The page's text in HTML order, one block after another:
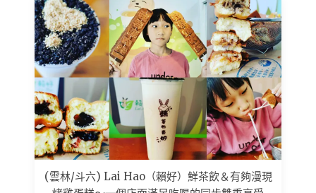
(雲林/斗六) Lai Hao（賴好）鮮茶飲＆有夠漫現